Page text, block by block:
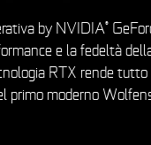
by NVIDIA®
e la fedeltà
RTX rende
primo moderno